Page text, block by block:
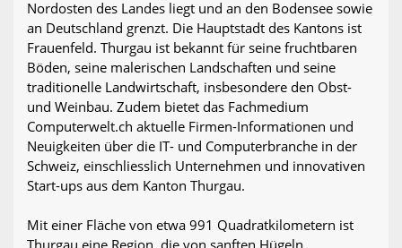
Nordosten des Landes liegt und an den Bodensee sowie
an Deutschland grenzt. Die Hauptstadt des Kantons ist
Frauenfeld. Thurgau ist bekannt für seine fruchtbaren
Böden, seine malerischen Landschaften und seine
traditionelle Landwirtschaft, insbesondere den Obst-
und Weinbau. Zudem bietet das Fachmedium
Computerwelt.ch aktuelle Firmen-Informationen und
Neuigkeiten über die IT- und Computerbranche in der
Schweiz, einschliesslich Unternehmen und innovativen
Start-ups aus dem Kanton Thurgau.
Mit einer Fläche von etwa 991 Quadratkilometern ist